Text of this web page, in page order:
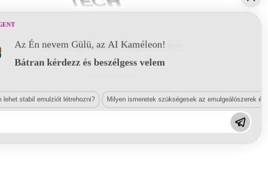
01 497 Acriplast Incolore Opaca 2-3° Gloss
Az Én nevem Gülü, az AI Kaméleon!
Bátran kérdezz és beszélgess velem
lehet stabil emulziót létrehozni? Milyen ismeretek szükségesek az emulgeálószerek és